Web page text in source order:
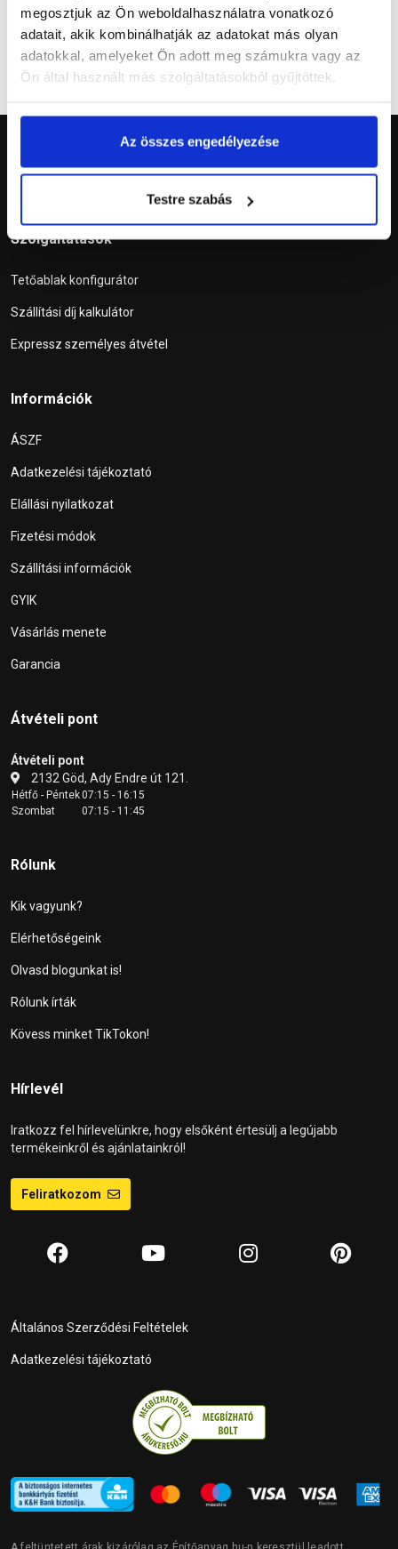
megosztjuk az Ön weboldalhasználatra vonatkozó
adatait, akik kombinálhatják az adatokat más olyan
adatokkal, amelyeket Ön adott meg számukra vagy az
Ön által használt más szolgáltatásokból gyűjtöttek.
Az összes engedélyezése
Testre szabás
Szolgáltatások
Tetőablak konfigurátor
Szállítási díj kalkulátor
Expressz személyes átvétel
Információk
ÁSZF
Adatkezelési tájékoztató
Elállási nyilatkozat
Fizetési módok
Szállítási információk
GYIK
Vásárlás menete
Garancia
Átvételi pont
Átvételi pont
2132 Göd, Ady Endre út 121.
Hétfő - Péntek07:15 - 16:15
Szombat
07:15 - 11:45
Rólunk
Kik vagyunk?
Elérhetőségeink
Olvasd blogunkat is!
Rólunk írták
Kövess minket TikTokon!
Hírlevél
Iratkozz fel hírlevelünkre, hogy elsőként értesülj a legújabb
termékeinkről és ajánlatainkról!
Feliratkozom
Általános Szerződési Feltételek
Adatkezelési tájékoztató